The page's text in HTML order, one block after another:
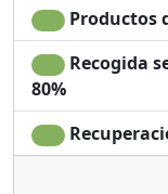
Productos
Recogida
80%